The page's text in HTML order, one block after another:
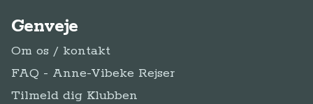
Genveje
Om os / kontakt
FAQ - Anne-Vibeke Rejser
Tilmeld dig Klubben